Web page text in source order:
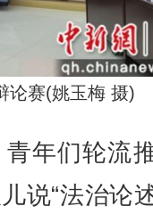
论赛(姚玉梅 摄)
年们轮流
说“法治论